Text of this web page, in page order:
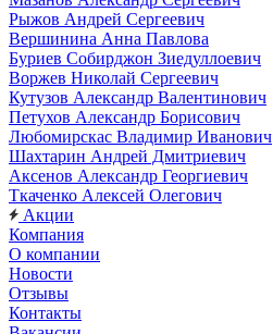
Рыжов Андрей Сергеевич
Вершинина Анна Павлова
Буриев Собирджон Зиедуллоевич
Воржев Николай Сергеевич
Кутузов Александр Валентинович
Петухов Александр Борисович
Любомирскас Владимир Иванович
Шахтарин Андрей Дмитриевич
Аксенов Александр Георгиевич
Ткаченко Алексей Олегович
Акции
Компания
О компании
Новости
Отзывы
Контакты